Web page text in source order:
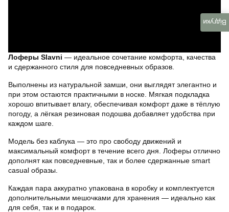
Лоферы Slavni — идеальное сочетание комфорта, качества
и сдержанного стиля для повседневных образов.
Выполнены из натуральной замши, они выглядят элегантно и
при этом остаются практичными в носке. Мягкая подкладка
хорошо впитывает влагу, обеспечивая комфорт даже в тёплую
погоду, а лёгкая резиновая подошва добавляет удобства при
каждом шаге.
Модель без каблука — это про свободу движений и
максимальный комфорт в течение всего дня. Лоферы отлично
дополнят как повседневные, так и более сдержанные smart
casual образы.
Каждая пара аккуратно упакована в коробку и комплектуется
дополнительными мешочками для хранения — идеально как
для себя, так и в подарок.
Відгуки